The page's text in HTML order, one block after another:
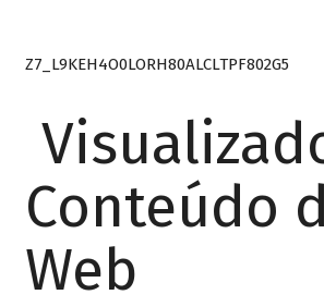
Z7_L9KEH4O0LORH80ALCLTPF802G5
Conteúdo
Web